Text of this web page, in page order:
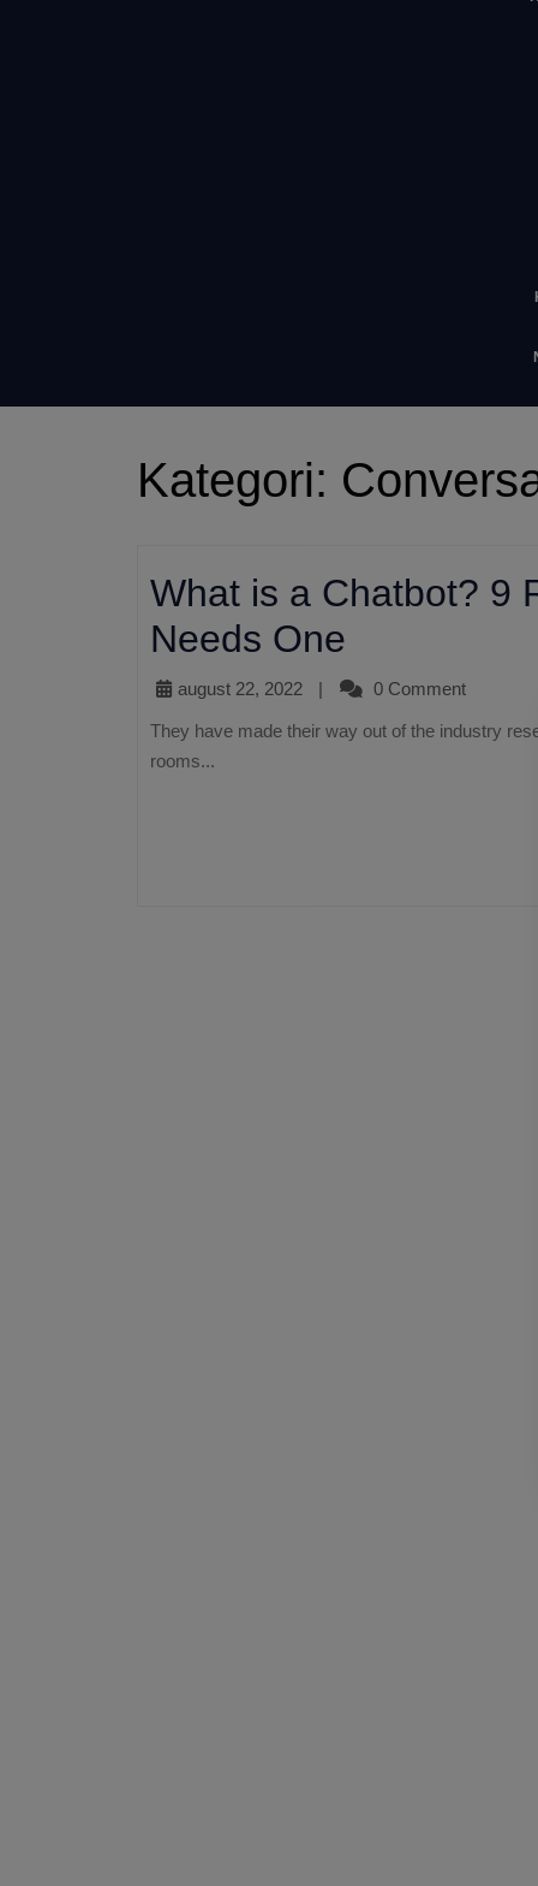
Kategori:
What is a Chatbot? 9
Needs One
august 22, 2022 | 0 Comment
They have made their way out of the industry research labs and into the pockets, desktops, cars and living
rooms...